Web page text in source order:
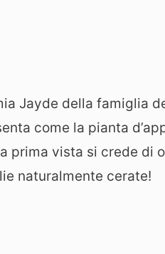
Jayde della famiglia
come la pianta
prima vista si crede di
naturalmente cerate!